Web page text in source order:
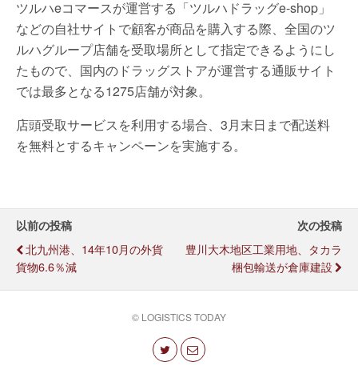
ツルハeコマースが運営する「ツルハドラッグe-shop」
などの自社サイトで顧客が商品を購入する際、全国のツ
ルハグループ店舗を受取場所として指定できるようにし
たもので、国内のドラッグストアが運営する通販サイト
では最多となる1275店舗が対象。
店頭受取サービスを利用する場合、3月末日まで配送料
を無料とするキャンペーンを実施する。
以前の投稿
北九州港、14年10月の外貨
貨物6.6％減
次の投稿
豊川大木地区工業用地、タカラ
梱包輸送が倉庫建設
© LOGISTICS TODAY